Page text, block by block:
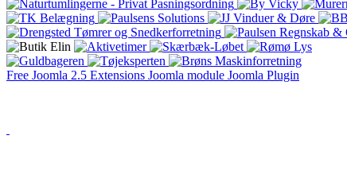
Free Joomla 2.5 Extensions Joomla module Joomla Plugin